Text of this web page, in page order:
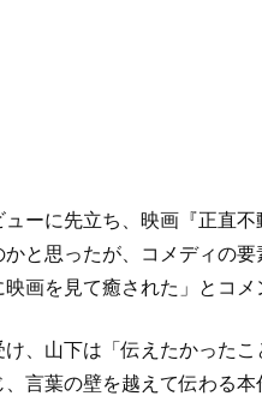
ューに先立ち、映画『正直
かと思ったが、コメディの
画を見て癒された」とコ
け、山下は「伝えたかった
、言葉の壁を越えて伝わる